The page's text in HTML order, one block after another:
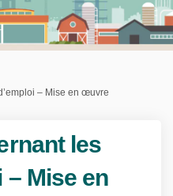
– Mise en œuvre
les
– Mise en